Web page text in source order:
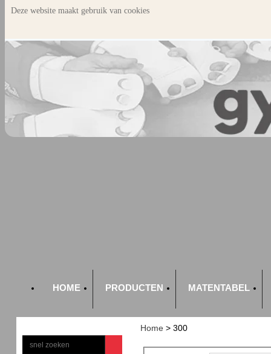
HOME PRODUCTEN MATENTABEL
Home> 300
Deze website maakt gebruik van cookies